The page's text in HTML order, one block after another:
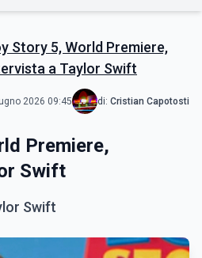
Story 5, World Premiere,
a Taylor Swift
2026 09:45 di: Cristian Capotosti
Premiere,
Swift
Swift